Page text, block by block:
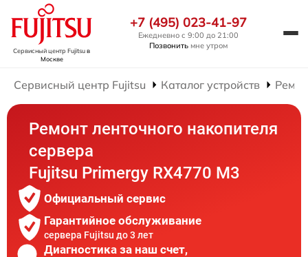
Сервисный центр Fujitsuв
Москве
+7 (495) 023-41-97
Ежедневно с 9:00 до 21:00
Позвонить мне утром
Сервисный центр Fujitsu Каталог устройств
Ремонт ленточного накопителя
сервера
Fujitsu Primergy RX4770 M3
Официальный сервис
Гарантийное обслуживание
сервера Fujitsu до 3 лет
Диагностика за наш счет,